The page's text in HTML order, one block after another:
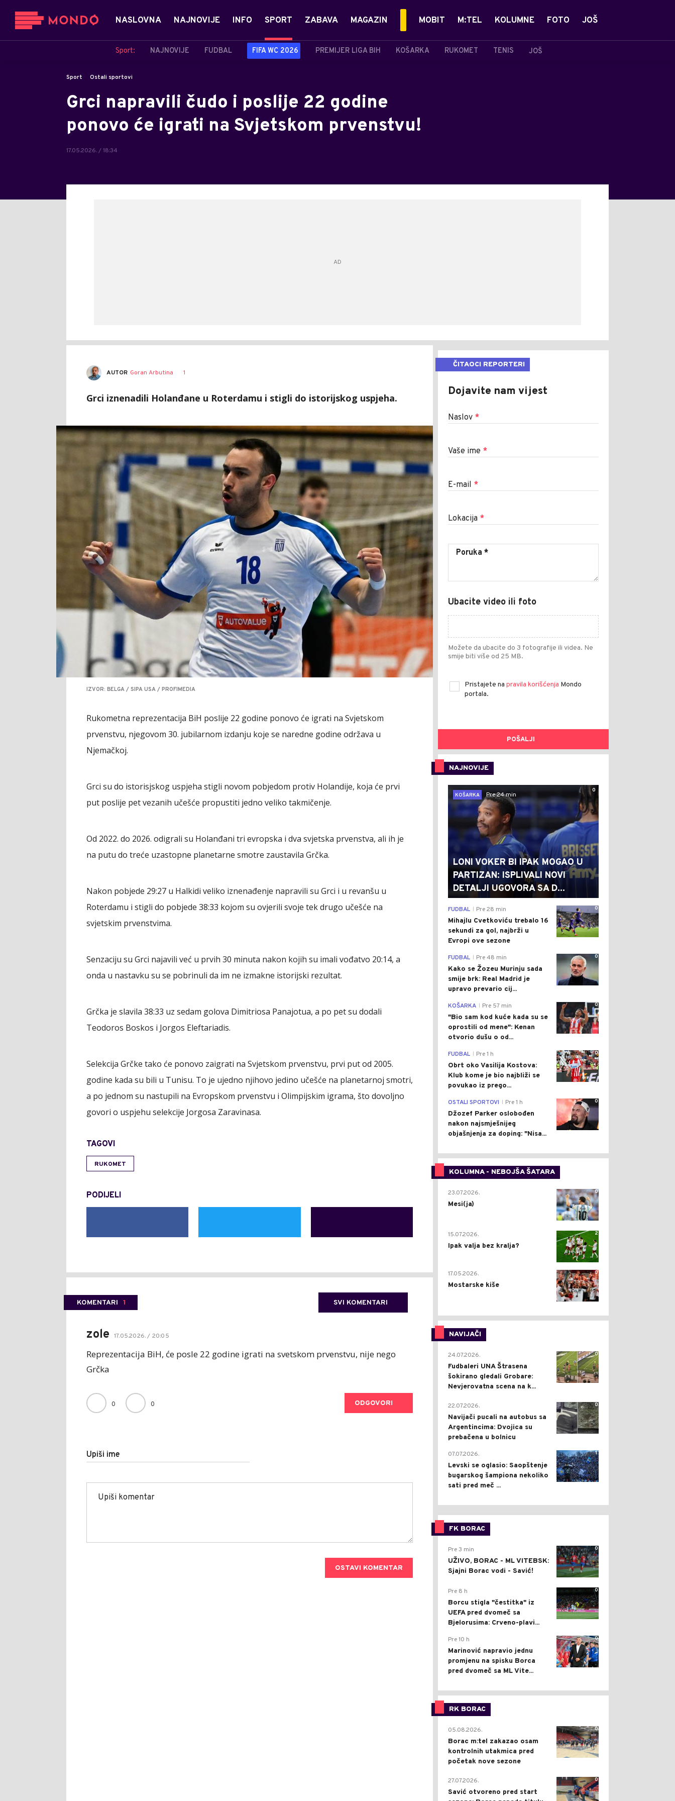
NASLOVNA NAJNOVIJE INFO SPORT
Sport: NAJNOVIJE FUDBAL FIFA WC 2026 PREMIJER LIGA BIH KOŠARKA RUKOMET TENIS JOŠ
ZABAVA MAGAZIN MOBIT M:TEL KOLUMNE FOTO JOŠ
Sport Ostali sportovi
Grci napravili čudo i poslije 22 godine
ponovo će igrati na Svjetskom prvenstvu!
17.05.2026. / 18:34
AUTOR Goran Arbutina 1
Grci iznenadili Holanđane u Roterdamu i stigli do istorijskog uspjeha.
IZVOR: BELGA / SIPA USA / PROFIMEDIA
Rukometna reprezentacija BiH poslije 22 godine ponovo će igrati na Svjetskom
prvenstvu, njegovom 30. jubilarnom izdanju koje se naredne godine održava u
Njemačkoj.
Grci su do istorisjskog uspjeha stigli novom pobjedom protiv Holandije, koja će prvi
put poslije pet vezanih učešće propustiti jedno veliko takmičenje.
Od 2022. do 2026. odigrali su Holanđani tri evropska i dva svjetska prvenstva, ali ih je
na putu do treće uzastopne planetarne smotre zaustavila Grčka.
Nakon pobjede 29:27 u Halkidi veliko iznenađenje napravili su Grci i u revanšu u
Roterdamu i stigli do pobjede 38:33 kojom su ovjerili svoje tek drugo učešće na
svjetskim prvenstvima.
Senzaciju su Grci najavili već u prvih 30 minuta nakon kojih su imali vođatvo 20:14, a
onda u nastavku su se pobrinuli da im ne izmakne istorijski rezultat.
Grčka je slavila 38:33 uz sedam golova Dimitriosa Panajotua, a po pet su dodali
Teodoros Boskos i Jorgos Eleftariadis.
Selekcija Grčke tako će ponovo zaigrati na Svjetskom prvenstvu, prvi put od 2005.
godine kada su bili u Tunisu. To je ujedno njihovo jedino učešće na planetarnoj smotri,
a po jednom su nastupili na Evropskom prvenstvu i Olimpijskim igrama, što dovoljno
govori o uspjehu selekcije Jorgosa Zaravinasa.
TAGOVI
RUKOMET
PODIJELI
KOMENTARI 1 SVI KOMENTARI
zole 17.05.2026. / 20:05
Reprezentacija BiH, će posle 22 godine igrati na svetskom prvenstvu, nije nego
Grčka
0 0 ODGOVORI
Upiši ime
OSTAVI KOMENTAR
ČITAOCI REPORTERI
Dojavite nam vijest
Naslov *
Vaše ime *
E-mail *
Lokacija *
Ubacite video ili foto
Možete da ubacite do 3 fotografije ili videa. Ne
smije biti više od 25 MB.
Pristajete na pravila korišćenja Mondo
portala.
POŠALJI
NAJNOVIJE
0
KOŠARKA
Pre 24 min
LONI VOKER BI IPAK MOGAO U
PARTIZAN: ISPLIVALI NOVI
DETALJI UGOVORA SA D...
0
FUDBAL Pre 28 min
Mihajlu Cvetkoviću trebalo 16
sekundi za gol, najbrži u
Evropi ove sezone
0
FUDBAL Pre 48 min
Kako se Žozeu Murinju sada
smije brk: Real Madrid je
upravo prevario cij...
0
KOŠARKA Pre 57 min
"Bio sam kod kuće kada su se
oprostili od mene": Kenan
otvorio dušu o od...
0
FUDBAL Pre 1 h
Obrt oko Vasilija Kostova:
Klub kome je bio najbliži se
povukao iz prego...
0
OSTALI SPORTOVI Pre 1 h
Džozef Parker oslobođen
nakon najsmješnijeg
objašnjenja za doping: "Nisa...
KOLUMNA - NEBOJŠA ŠATARA
0
23.07.2026.
Mesi(ja)
2
15.07.2026.
Ipak valja bez kralja?
0
17.05.2026.
Mostarske kiše
NAVIJAČI
0
24.07.2026.
Fudbaleri UNA Štrasena
šokirano gledali Grobare:
Nevjerovatna scena na k...
0
22.07.2026.
Navijači pucali na autobus sa
Argentincima: Dvojica su
prebačena u bolnicu
1
07.07.2026.
Levski se oglasio: Saopštenje
bugarskog šampiona nekoliko
sati pred meč ...
FK BORAC
0
Pre 3 min
UŽIVO, BORAC - ML VITEBSK:
Sjajni Borac vodi - Savić!
0
Pre 8 h
Borcu stigla "čestitka" iz
UEFA pred dvomeč sa
Bjelorusima: Crveno-plavi...
0
Pre 10 h
Marinović napravio jednu
promjenu na spisku Borca
pred dvomeč sa ML Vite...
RK BORAC
0
05.08.2026.
Borac m:tel zakazao osam
kontrolnih utakmica pred
početak nove sezone
0
27.07.2026.
Savić otvoreno pred start